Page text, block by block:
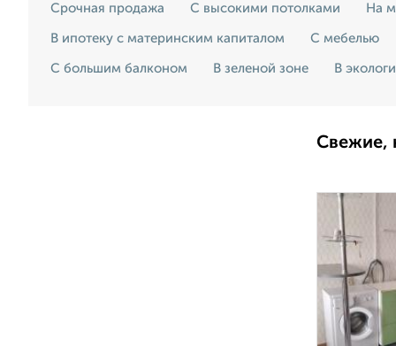
Срочная продажа С высокими потолками На
В ипотеку с материнским капиталом С мебелью
С большим балконом В зеленой зоне В
Свежие,